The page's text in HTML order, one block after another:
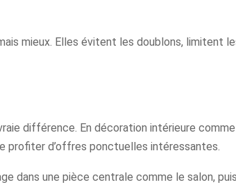
mieux. Elles évitent les doublons, limitent
différence. En décoration intérieure comme
profiter d’offres ponctuelles intéressantes.
dans une pièce centrale comme le salon,